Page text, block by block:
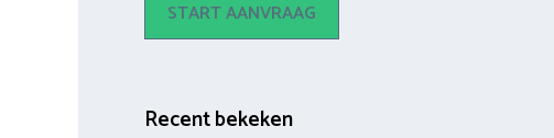
START AANVRAAG
Recent bekeken